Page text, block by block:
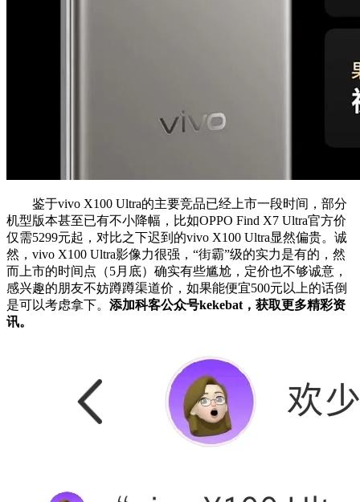
鉴于vivo X100 Ultra的主要竞品已经上市一段时间，部分
机型版本甚至已有不小降幅，比如OPPO Find X7 Ultra官方价
仅需5299元起，对比之下迟到的vivo X100 Ultra显然偏贵。诚
然，vivo X100 Ultra影像力很强，“街霸”级的实力是有的，然
而上市的时间点（5月底）确实有些尴尬，定价也不够诚意，
感兴趣的朋友不妨蹲蹲渠道价，如果能便宜500元以上的话倒
是可以考虑拿下。 添加科客公众号kekebat，获取更多精彩资
讯。